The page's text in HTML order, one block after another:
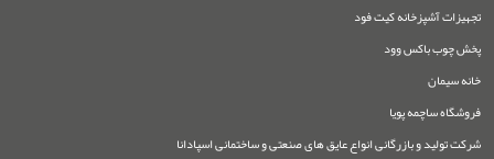
تجهیزات آشپزخانه کیت فود
پخش چوب باکس وود
خانه سیمان
فروشگاه ساچمه پویا
شرکت تولید و بازرگانی انواع عایق های صنعتی و ساختمانی اسپادانا